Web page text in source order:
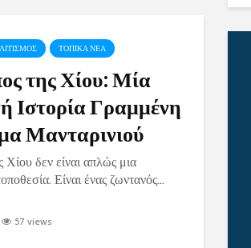
ΤΟΠΙΚΑ ΝΕΑ
της Χίου: Μία
Ιστορία Γραμμένη
Μανταρινιού
δεν είναι απλώς μια
Είναι ένας ζωντανός...
57 views